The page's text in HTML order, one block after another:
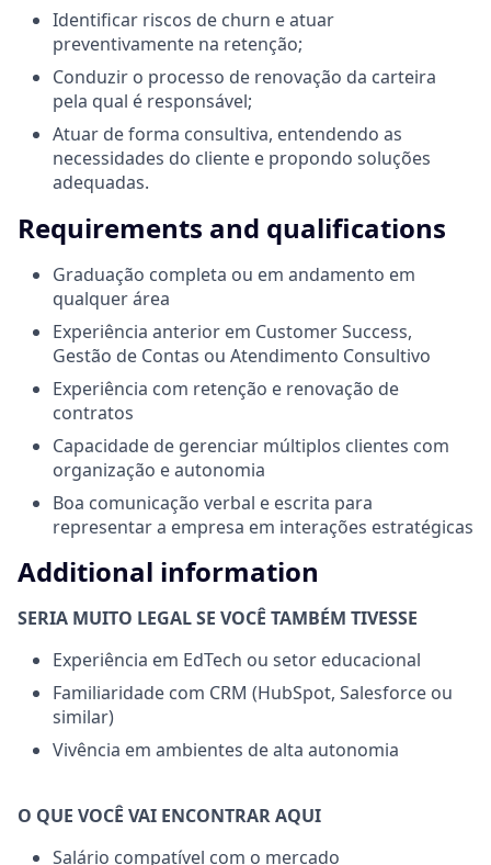
Identificar riscos de churn e atuar
preventivamente na retenção;
Conduzir o processo de renovação da carteira
pela qual é responsável;
Atuar de forma consultiva, entendendo as
necessidades do cliente e propondo soluções
adequadas.
Requirements and qualifications
Graduação completa ou em andamento em
qualquer área
Experiência anterior em Customer Success,
Gestão de Contas ou Atendimento Consultivo
Experiência com retenção e renovação de
contratos
Capacidade de gerenciar múltiplos clientes com
organização e autonomia
Boa comunicação verbal e escrita para
representar a empresa em interações estratégicas
Additional information
SERIA MUITO LEGAL SE VOCÊ TAMBÉM TIVESSE
Experiência em EdTech ou setor educacional
Familiaridade com CRM (HubSpot, Salesforce ou
similar)
Vivência em ambientes de alta autonomia
O QUE VOCÊ VAI ENCONTRAR AQUI
Salário compatível com o mercado